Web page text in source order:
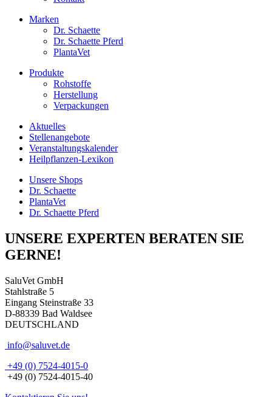
Marken
Dr. Schaette
Dr. Schaette Pferd
PlantaVet
Produkte
Rohstoffe
Herstellung
Verpackungen
Aktuelles
Stellenangebote
Veranstaltungskalender
Heilpflanzen-Lexikon
Unsere Shops
Dr. Schaette
PlantaVet
Dr. Schaette Pferd
UNSERE EXPERTEN BERATEN SIE
GERNE!
SaluVet GmbH
Stahlstraße 5
Eingang Steinstraße 33
D-88339 Bad Waldsee
DEUTSCHLAND
info@saluvet.de
+49 (0) 7524-4015-0
+49 (0) 7524-4015-40